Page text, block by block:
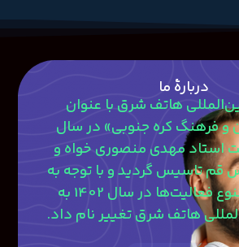
دربارۀ ما
هاتف شرق با عنوان
و فرهنگ کره جنوبی» در سال
1395 به همت استاد مهدی منصوری‎ خواه و
تاسیس گردید و با توجه به
گسترش و تنوع فعالیت‌ها در سال 1402 به
هاتف شرق تغییر نام داد.